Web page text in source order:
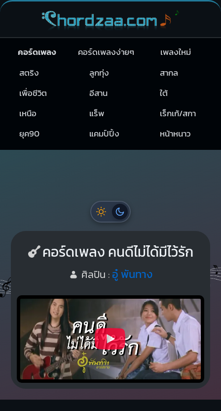
คอร์ดเพลง คอร์ดเพลงง่ายๆ
เพลงใหม่
สตริง
ลูกทุ่ง
สากล
เพื่อชีวิต
อีสาน
ใต้
เหนือ
แร็พ
เร็กเก้/สกา
ยุค90
แคมป์ปิ้ง หน้าหนาว
คอร์ดเพลง คนดีไม่ได้มีไว้รัก
ศิลปิน : อู๋ พันทาง